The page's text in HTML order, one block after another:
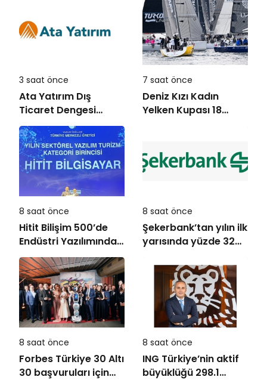
3 saat önce
Ata Yatırım Dış
Ticaret Dengesi
Analiz Raporunu
Yayımladı
7 saat önce
Deniz Kızı Kadın
Yelken Kupası 18
8 saat önce
Hitit Bilişim 500’de
Endüstri Yazılımında
Birinci Sırada
8 saat önce
Şekerbank’tan yılın ilk
yarısında yüzde 32
8 saat önce
Forbes Türkiye 30 Altı
30 başvuruları için
8 saat önce
ING Türkiye’nin aktif
büyüklüğü 298.1